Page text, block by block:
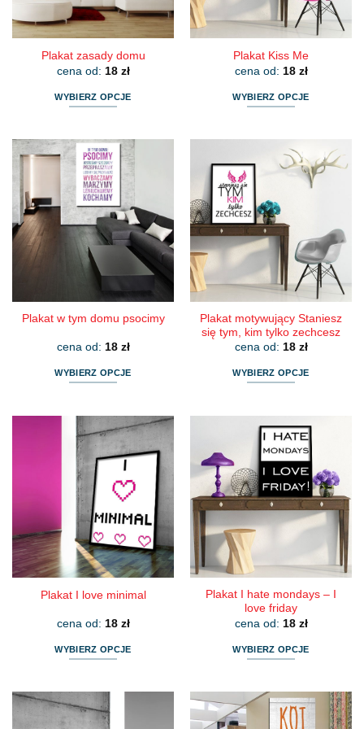
stronie
produktu
stronie
produktu
Plakat zasady domu
cena od: 18 zł
WYBIERZ OPCJE
ma
wiele
wariantów.
Opcje
można
wybrać
na
stronie
Plakat Kiss Me
cena od: 18 zł
WYBIERZ OPCJE
wiele
wariantów.
Opcje
można
wybrać
na
stronie
produktu
Plakat w tym domu psocimy
cena od: 18 zł
WYBIERZ OPCJE
wiele
wariantów.
Opcje
można
wybrać
na
stronie
produktu
Plakat motywujący Staniesz
się tym, kim tylko zechcesz
cena od: 18 zł
WYBIERZ OPCJE
ma
wiele
wariantów.
Opcje
można
wybrać
produktu
Plakat I love minimal
cena od: 18 zł
WYBIERZ OPCJE
ma
wiele
Plakat I hate mondays – I
love friday
cena od: 18 zł
WYBIERZ OPCJE
ma
wiele